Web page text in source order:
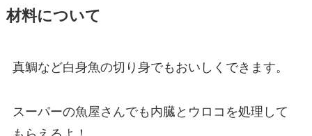
材料について
真鯛など白身魚の切り身でもおいしくできます。
スーパーの魚屋さんでも内臓とウロコを処理して